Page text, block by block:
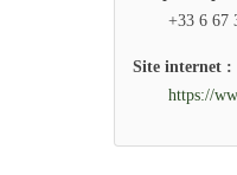
+33 6 67
Site internet :
https://